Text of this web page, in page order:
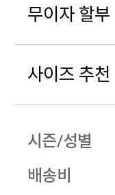
무이자 할부
사이즈 추천
시즌/성별
배송비